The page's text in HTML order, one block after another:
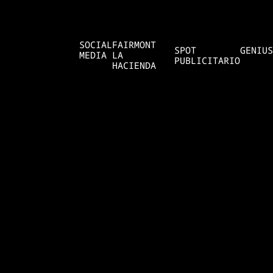
SOCIAL
MEDIA
FAIRMONT
LA
HACIENDA
SPOT
PUBLICITARIO